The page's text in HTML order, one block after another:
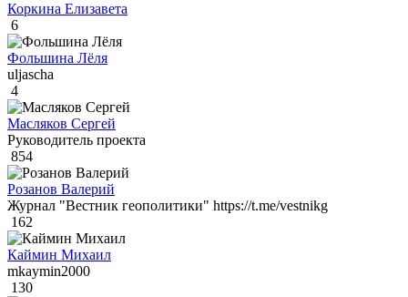
Коркина Елизавета
6
Фольшина Лёля
uljascha
4
Масляков Сергей
Руководитель проекта
854
Розанов Валерий
Журнал "Вестник геополитики" https://t.me/vestnikg
162
Каймин Михаил
mkaymin2000
130